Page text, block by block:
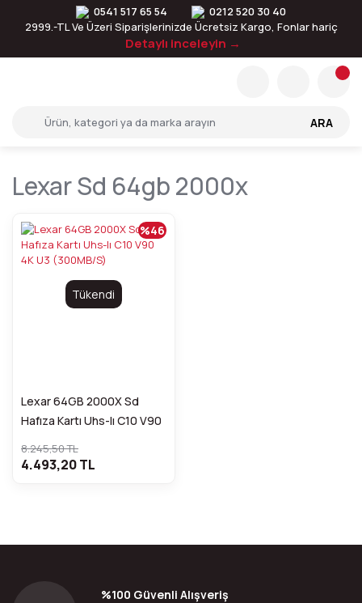
0541 517 65 54
0212 520 30 40
2999.-TL Ve Üzeri Siparişlerinizde Ücretsiz Kargo, Fonlar hariç
Detaylı inceleyin →
ARA
Lexar Sd 64gb 2000x
Tükendi
Lexar 64GB 2000X Sd
Hafıza Kartı Uhs-Iı C10 V90
%46
8.245,50 TL
4.493,20 TL
%100 Güvenli Alışveriş